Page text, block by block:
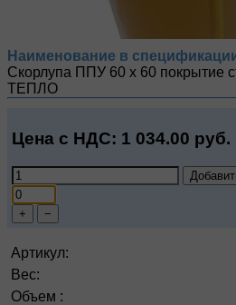
Наименование в
Скорлупа ППУ 60 х 60 покрытие
ТЕПЛО
Цена с НДС: 1 034.00 руб.
+ −
Артикул:
Вес:
Объем :